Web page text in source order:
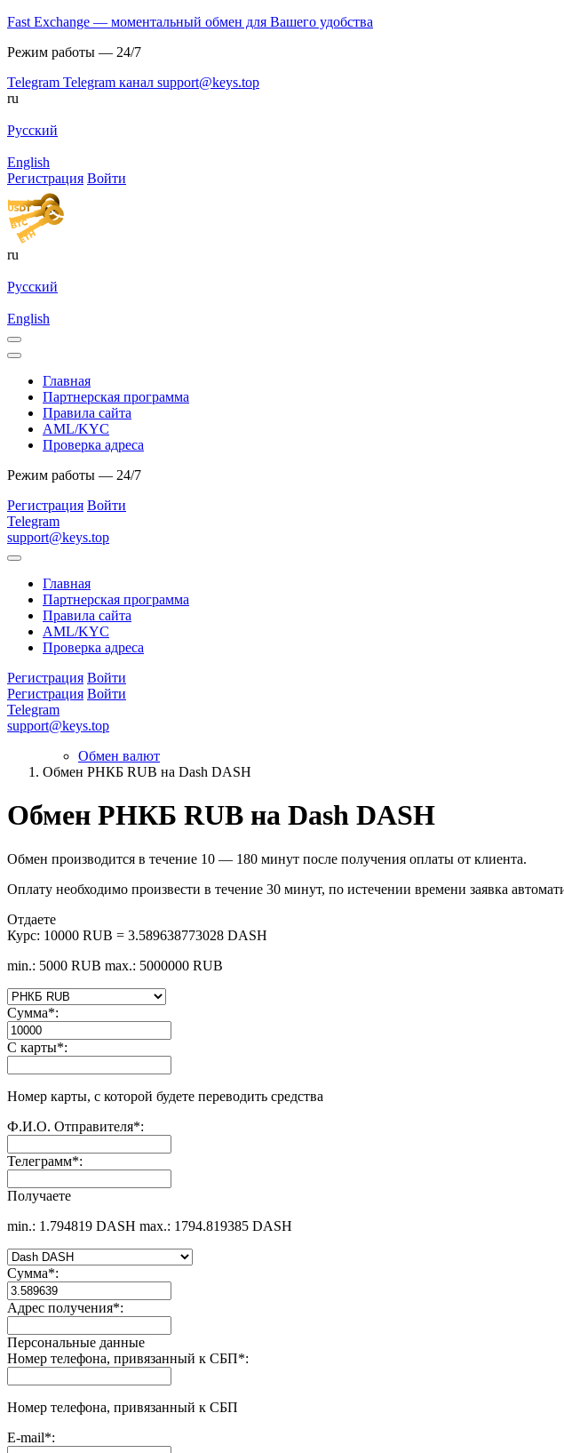
Fast Exchange — моментальный обмен для Вашего удобства
Режим работы — 24/7
Telegram Telegram канал support@keys.top
ru
Русский
English
Регистрация Войти
ru
Русский
English
Главная
Партнерская программа
Правила сайта
AML/KYC
Проверка адреса
Режим работы — 24/7
Регистрация Войти
Telegram
support@keys.top
Главная
Партнерская программа
Правила сайта
AML/KYC
Проверка адреса
Регистрация Войти
Регистрация Войти
Telegram
support@keys.top
Обмен валют
Обмен РНКБ RUB на Dash DASH
Обмен РНКБ RUB на Dash DASH
Обмен производится в течение 10 — 180 минут после получения оплаты от клиента.
Оплату необходимо произвести в течение 30 минут, по истечении времени заявка
Отдаете
Курс: 10000 RUB = 3.589638773028 DASH
min.: 5000 RUB max.: 5000000 RUB
Сумма*:
С карты*:
Номер карты, с которой будете переводить средства
Ф.И.О. Отправителя*:
Телеграмм*:
Получаете
min.: 1.794819 DASH max.: 1794.819385 DASH
Сумма*:
Адрес получения*:
Персональные данные
Номер телефона, привязанный к СБП*:
Номер телефона, привязанный к СБП
E-mail*: